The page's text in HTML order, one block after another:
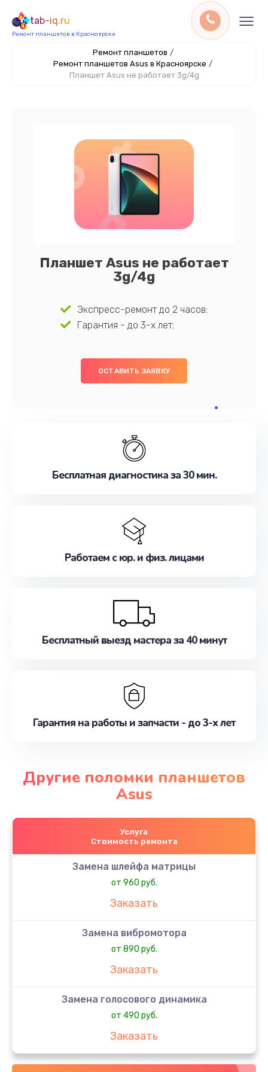
tab-iq.ru
Ремонт планшетов в Красноярске
Ремонт планшетов /
Ремонт планшетов Asus в Красноярске /
Планшет Asus не работает 3g/4g
Планшет Asus не работает
3g/4g
Экспресс-ремонт до 2 часов;
Гарантия - до 3-х лет;
ОСТАВИТЬ ЗАЯВКУ
Бесплатная диагностика за 30 мин.
Работаем с юр. и физ. лицами
Бесплатный выезд мастера за 40 минут
Гарантия на работы и запчасти - до 3-х лет
Другие поломки планшетов
Asus
Услуга
Стоимость ремонта
Замена шлейфа матрицы
от 960 руб.
Заказать
Замена вибромотора
от 890 руб.
Заказать
Замена голосового динамика
от 490 руб.
Заказать
Замена датчика приближения